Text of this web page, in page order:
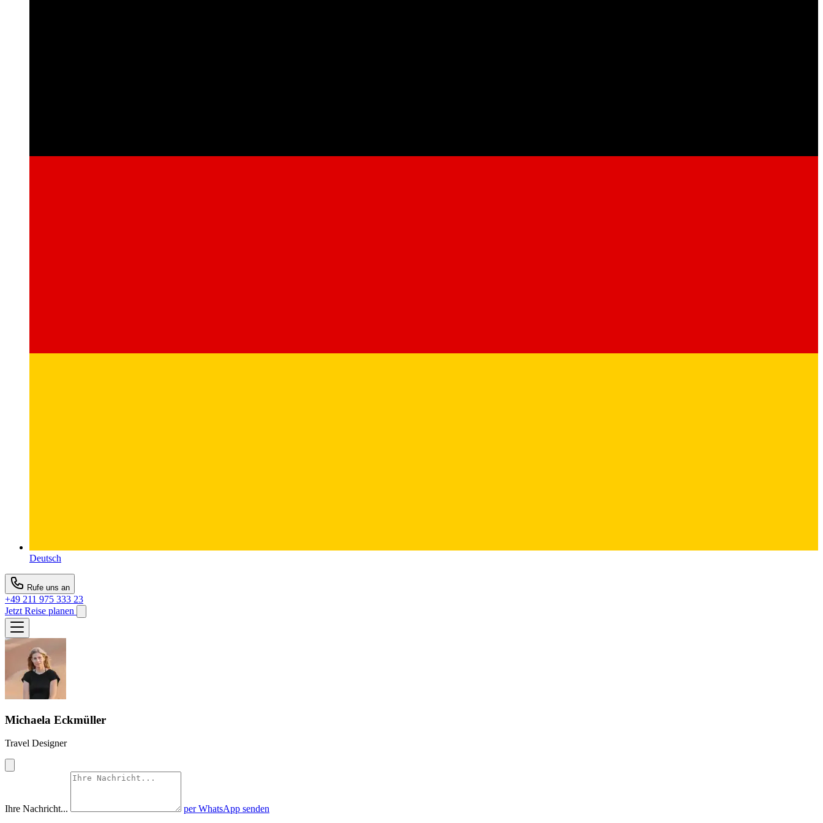
Deutsch
Rufe uns an
+49 211 975 333 23
Jetzt Reise planen
Michaela Eckmüller
Travel Designer
Ihre Nachricht... per WhatsApp senden